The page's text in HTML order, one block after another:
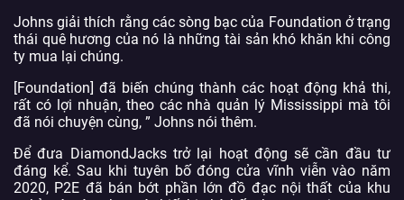
Johns giải thích rằng các sòng bạc của Foundation ở trạng
thái quê hương của nó là những tài sản khó khăn khi công
ty mua lại chúng.
[Foundation] đã biến chúng thành các hoạt động khả thi,
rất có lợi nhuận, theo các nhà quản lý Mississippi mà tôi
đã nói chuyện cùng, ” Johns nói thêm.
Để đưa DiamondJacks trở lại hoạt động sẽ cần đầu tư
đáng kể. Sau khi tuyên bố đóng cửa vĩnh viễn vào năm
2020, P2E đã bán bớt phần lớn đồ đạc nội thất của khu